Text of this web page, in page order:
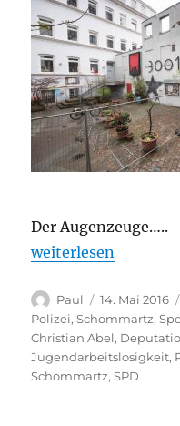
Der Augenzeuge…..
„Der Augenzeuge 2“
weiterlesen
Autor
Paul
Veröffentlicht
am
14. Mai 2016
Polizei,Schommartz,
Christian Abel,
Jugendarbeitslosigkeit,
Schommartz,SPD